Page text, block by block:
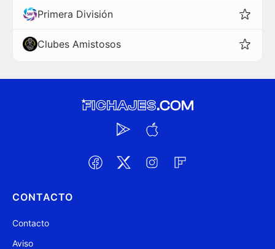
Primera División
Clubes Amistosos
CONTACTO
Contacto
Aviso